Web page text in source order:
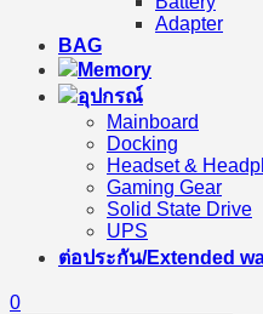
Adapter
BAG
Memory
อุปกรณ์
Mainboard
Docking
Headset &
Gaming Gear
Solid State Drive
UPS
ต่อประกัน/Extended
0